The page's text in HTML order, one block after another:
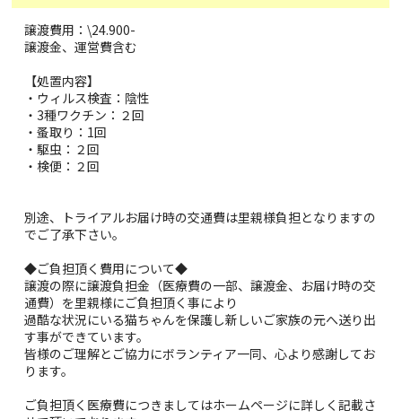
譲渡費用：\24.900-
譲渡金、運営費含む
【処置内容】
・ウィルス検査：陰性
・3種ワクチン：２回
・蚤取り：1回
・駆虫：２回
・検便：２回
別途、トライアルお届け時の交通費は里親様負担となりますの
でご了承下さい。
◆ご負担頂く費用について◆
譲渡の際に譲渡負担金（医療費の一部、譲渡金、お届け時の交
通費）を里親様にご負担頂く事により
過酷な状況にいる猫ちゃんを保護し新しいご家族の元へ送り出
す事ができています。
皆様のご理解とご協力にボランティア一同、心より感謝してお
ります。
ご負担頂く医療費につきましてはホームページに詳しく記載さ